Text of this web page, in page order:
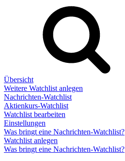
Übersicht
Weitere Watchlist anlegen
Nachrichten-Watchlist
Aktienkurs-Watchlist
Watchlist bearbeiten
Einstellungen
Was bringt eine Nachrichten-Watchlist?
Watchlist anlegen
Was bringt eine Nachrichten-Watchlist?